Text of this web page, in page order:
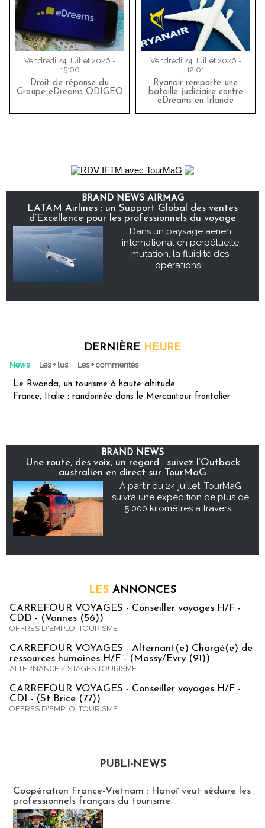
Vendredi 24 Juillet 2026 -
15:00
Droit de réponse du
Groupe eDreams ODIGEO
Vendredi 24 Juillet 2026 -
12:01
Ryanair remporte une
bataille judiciaire contre
eDreams en Irlande
BRAND NEWS AIRMAG
LATAM Airlines : un Support Global des ventes
d’Excellence pour les professionnels du voyage
Dans un paysage aérien
international en perpétuelle
mutation, la fluidité des
opérations...
DERNIÈRE HEURE
News Les + lus Les + commentés
Le Rwanda, un tourisme à haute altitude
France, Italie : randonnée dans le Mercantour frontalier
BRAND NEWS
Une route, des voix, un regard : suivez l’Outback
australien en direct sur TourMaG
À partir du 24 juillet, TourMaG
suivra une expédition de plus de
5 000 kilomètres à travers...
LES ANNONCES
CARREFOUR VOYAGES - Conseiller voyages H/F -
CDD - (Vannes (56))
OFFRES D'EMPLOI TOURISME
CARREFOUR VOYAGES - Alternant(e) Chargé(e) de
ressources humaines H/F - (Massy/Evry (91))
ALTERNANCE / STAGES TOURISME
CARREFOUR VOYAGES - Conseiller voyages H/F -
CDI - (St Brice (77))
OFFRES D'EMPLOI TOURISME
PUBLI-NEWS
Coopération France-Vietnam : Hanoï veut séduire les
professionnels français du tourisme